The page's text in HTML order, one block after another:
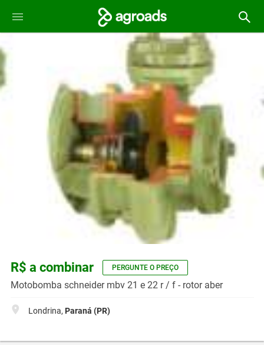
R$ a combinar PERGUNTE O PREÇO
Motobomba schneider mbv 21 e 22 r / f - rotor aber
Londrina, Paraná (PR)